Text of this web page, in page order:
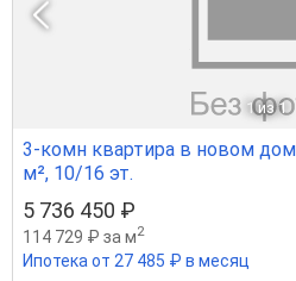
1 из 1
3-комн квартира в новом
м², 10/16 эт.
5 736 450 ₽
114 729 ₽ за м2
Ипотека от 27 485 ₽ в месяц